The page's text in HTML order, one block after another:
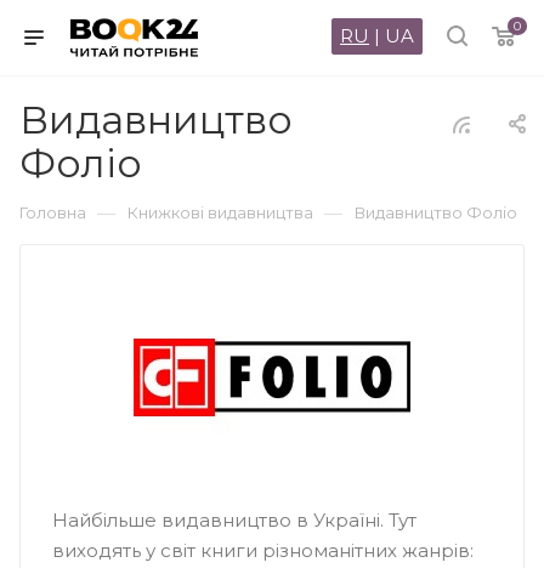
0
RU | UA
Видавництво
Фоліо
Головна — Книжкові видавництва — Видавництво Фоліо
Найбільше видавництво в Україні. Тут
виходять у світ книги різноманітних жанрів: